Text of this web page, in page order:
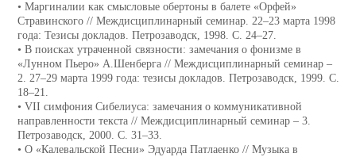
• Маргиналии как смысловые обертоны в балете «Орфей»
Стравинского // Междисциплинарный семинар. 22–23 марта 1998
года: Тезисы докладов. Петрозаводск, 1998. C. 24–27.
• В поисках утраченной связности: замечания о фонизме в
«Лунном Пьеро» А.Шенберга // Междисциплинарный семинар –
2. 27–29 марта 1999 года: тезисы докладов. Петрозаводск, 1999. C.
18–21.
• VII симфония Сибелиуса: замечания о коммуникативной
направленности текста // Междисциплинарный семинар – 3.
Петрозаводск, 2000. C. 31–33.
• О «Калевальской Песни» Эдуарда Патлаенко // Музыка в